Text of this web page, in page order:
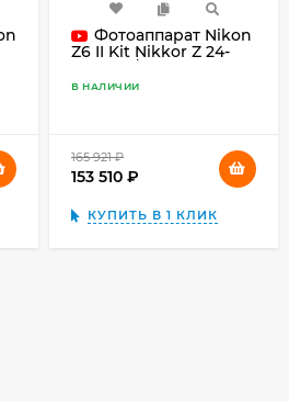
Фотоаппарат Nikon
Z6 II Kit Nikkor Z 24-
FTZ II черный
В НАЛИЧИИ
165 921
153 510
КУПИТЬ В 1 КЛИК